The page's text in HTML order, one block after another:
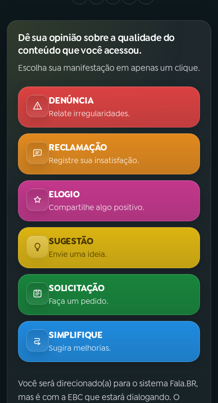
Dê sua opinião sobre a qualidade do
conteúdo que você acessou.
Escolha sua manifestação em apenas um clique.
DENÚNCIA
Relate irregularidades.
RECLAMAÇÃO
Registre sua insatisfação.
ELOGIO
Compartilhe algo positivo.
SUGESTÃO
Envie uma ideia.
SOLICITAÇÃO
Faça um pedido.
SIMPLIFIQUE
Sugira melhorias.
Você será direcionado(a) para o sistema Fala.BR,
mas é com a EBC que estará dialogando. O